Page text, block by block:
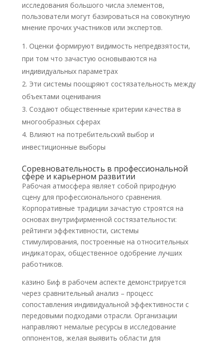
исследования большого числа элементов,
пользователи могут базироваться на совокупную
мнение прочих участников или экспертов.
Оценки формируют видимость непредвзятости,
при том что зачастую основываются на
индивидуальных параметрах
Эти системы поощряют состязательность между
объектами оценивания
Создают общественные критерии качества в
многообразных сферах
Влияют на потребительский выбор и
инвестиционные выборы
Соревновательность в профессиональной
сфере и карьерном развитии
Рабочая атмосфера являет собой природную
сцену для профессионального сравнения.
Корпоративные традиции зачастую строятся на
основах внутрифирменной состязательности:
рейтинги эффективности, системы
стимулирования, построенные на относительных
индикаторах, общественное одобрение лучших
работников.
казино Биф в рабочем аспекте демонстрируется
через сравнительный анализ – процесс
сопоставления индивидуальной эффективности с
передовыми подходами отрасли. Организации
направляют немалые ресурсы в исследование
оппонентов, желая выявить области для